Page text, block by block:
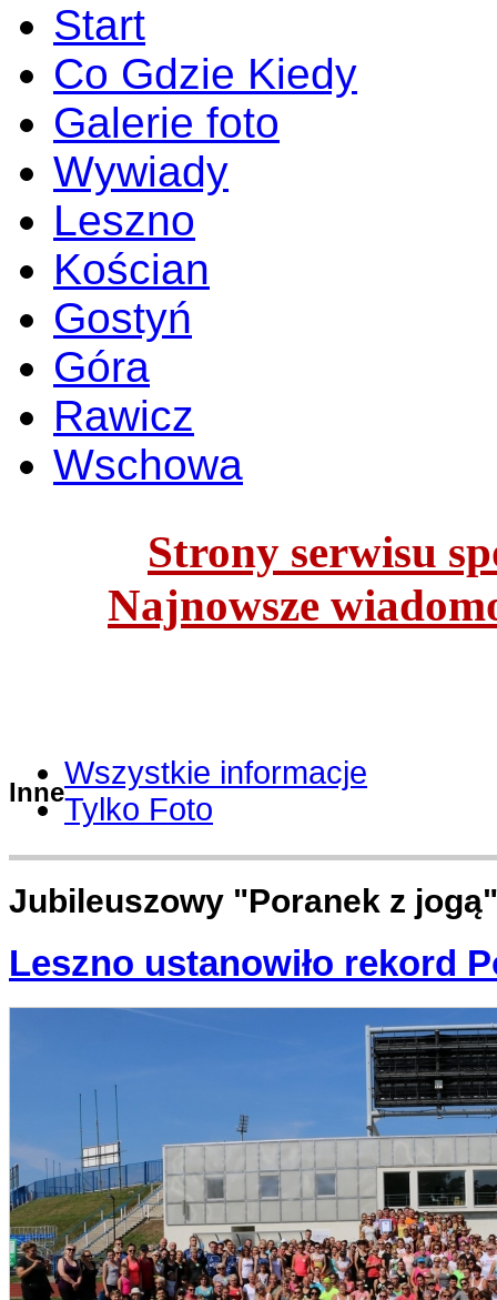
Start
Co Gdzie Kiedy
Galerie foto
Wywiady
Leszno
Kościan
Gostyń
Góra
Rawicz
Wschowa
Strony serwisu
Najnowsze
Inne
Wszystkie informacje
Tylko Foto
Jubileuszowy "Poranek z jogą"
Leszno ustanowiło rekord